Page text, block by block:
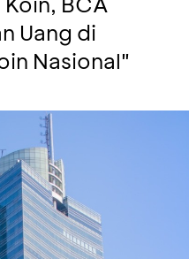
Uang di
Nasional"